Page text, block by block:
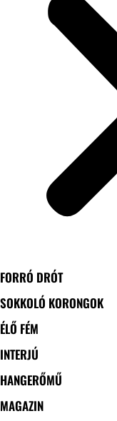
FORRÓ DRÓT
SOKKOLÓ KORONGOK
ÉLŐ FÉM
INTERJÚ
HANGERŐMŰ
MAGAZIN